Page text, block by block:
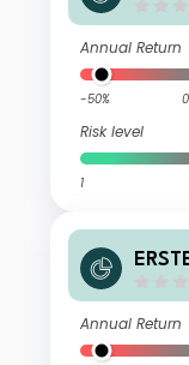
Annual Return
-50%
Risk level
1
Annual Return